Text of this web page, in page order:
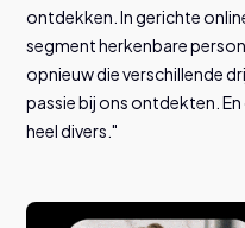
ontdekken. In gerichte
segment herkenbare
opnieuw die verschillende
passie bij ons ontdekten.
heel divers."